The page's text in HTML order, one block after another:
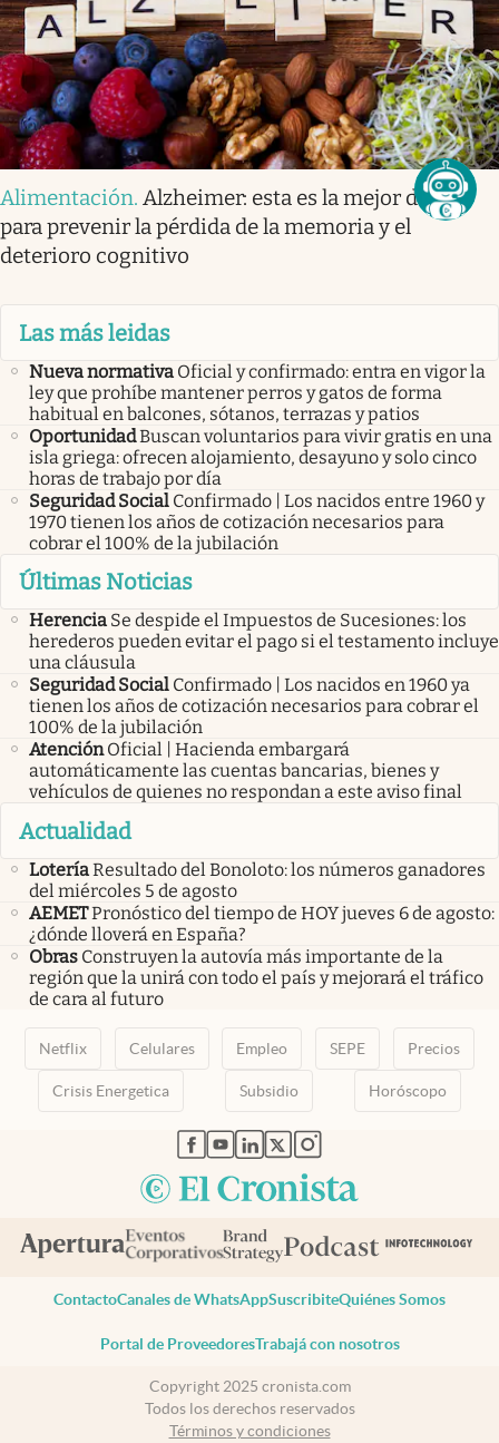
Alimentación. Alzheimer: esta es la mejor dieta
para prevenir la pérdida de la memoria y el
deterioro cognitivo
Las más leidas
Nueva normativa Oficial y confirmado: entra en vigor la
ley que prohíbe mantener perros y gatos de forma
habitual en balcones, sótanos, terrazas y patios
OportunidadBuscan voluntarios para vivir gratis en una
isla griega: ofrecen alojamiento, desayuno y solo cinco
horas de trabajo por día
Seguridad Social Confirmado | Los nacidos entre 1960 y
1970 tienen los años de cotización necesarios para
cobrar el 100% de la jubilación
Últimas Noticias
Herencia Se despide el Impuestos de Sucesiones: los
herederos pueden evitar el pago si el testamento incluye
una cláusula
Seguridad Social Confirmado | Los nacidos en 1960 ya
tienen los años de cotización necesarios para cobrar el
100% de la jubilación
Atención Oficial | Hacienda embargará
automáticamente las cuentas bancarias, bienes y
vehículos de quienes no respondan a este aviso final
Actualidad
LoteríaResultado del Bonoloto: los números ganadores
del miércoles 5 de agosto
AEMETPronóstico del tiempo de HOY jueves 6 de agosto:
¿dónde lloverá en España?
Obras Construyen la autovía más importante de la
región que la unirá con todo el país y mejorará el tráfico
de cara al futuro
Netflix Celulares Empleo SEPE Precios
Crisis Energetica Subsidio Horóscopo
abre en nueva pestaña
abre en nueva pestaña
abre en nueva pestaña
abre en nueva pestaña
abre en nueva pestaña
ContactoCanales de WhatsAppSuscribiteQuiénes Somos
Portal de ProveedoresTrabajá con nosotros
Copyright 2025 cronista.com
Todos los derechos reservados
Términos y condiciones